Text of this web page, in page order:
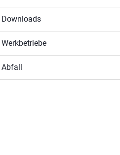
Downloads
Werkbetriebe
Abfall